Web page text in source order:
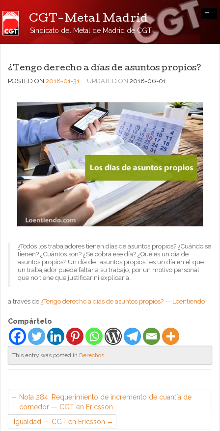
CGT-Metal Madrid
Sindicato del Metal de Madrid de CGT
-
¿Tengo derecho a días de asuntos propios?
POSTED ON 2018-01-31 UPDATED ON 2018-06-01
¿Todos los trabajadores tienen días de asuntos propios? ¿Cuándo se
tienen? ¿Cuántos son? ¿Se cobra ese día? ¿Qué es un día de
asuntos propios? Un día de “asuntos propios” es un día en el que
un trabajador puede faltar a su trabajo, por un motivo personal,
que no tiene que justificar ni explicar a…
a través de ¿Tengo derecho a días de asuntos propios? — Loentiendo
Compártelo
This entry was posted in Derechos.
Nota 284. Requerimiento de incremento de cuantía de
comedor — CGT en Ericsson
Igualdad — CGT en Ericsson